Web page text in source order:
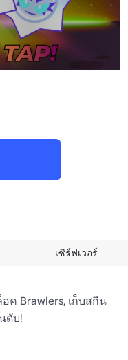
เซิร์ฟเวอร์
อค Brawlers, เก็บสกิน
ดับ!